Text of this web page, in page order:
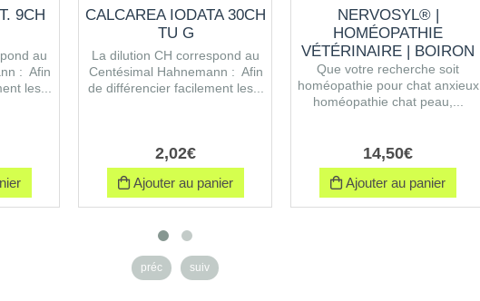
9CH
au
: Afin
les...
CALCAREA IODATA 30CH
TU G
La dilution CH correspond au
Centésimal Hahnemann : Afin
de différencier facilement les...
2,02€
Ajouter au panier
NERVOSYL® |
HOMÉOPATHIE
VÉTÉRINAIRE | BOIRON
Que votre recherche soit
homéopathie pour chat anxieux
homéopathie chat peau,...
14,50€
Ajouter au panier
préc suiv